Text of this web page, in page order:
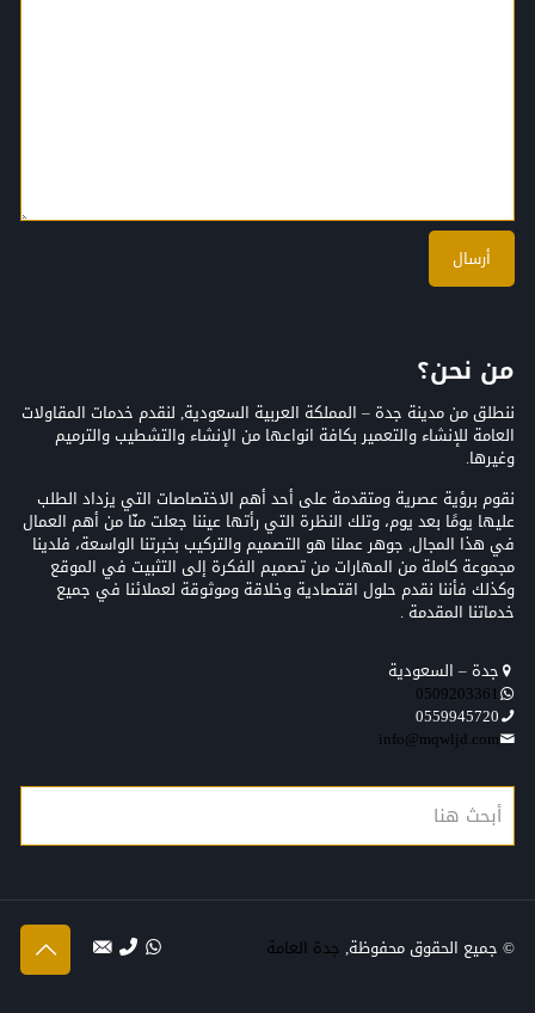
من نحن؟
ننطلق من مدينة جدة – المملكة العربية السعودية, لنقدم خدمات المقاولات
العامة للإنشاء والتعمير بكافة انواعها من الإنشاء والتشطيب والترميم
وغيرها.
نقوم برؤية عصرية ومتقدمة على أحد أهم الاختصاصات التي يزداد الطلب
عليها يومًا بعد يوم، وتلك النظرة التي رأتها عيننا جعلت منّا من أهم العمال
في هذا المجال, جوهر عملنا هو التصميم والتركيب بخبرتنا الواسعة، فلدينا
مجموعة كاملة من المهارات من تصميم الفكرة إلى التثبيت في الموقع
وكذلك فأننا نقدم حلول اقتصادية وخلاقة وموثوقة لعملائنا في جميع
خدماتنا المقدمة .
جدة – السعودية
0509203361‬‏‬‏
0559945720
info@mqwljd.com
© جميع الحقوق محفوظة, جدة العامة